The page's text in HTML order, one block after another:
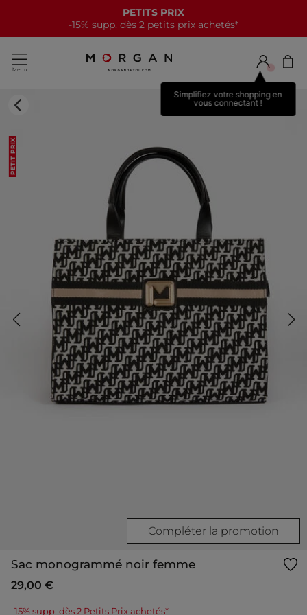
PETITS PRIX
-15% supp. dès 2 petits prix achetés*
Simplifiez votre shopping en
vous connectant !
PETIT PRIX
Compléter la promotion
Sac monogrammé noir femme
29,00 €
-15% supp. dès 2 Petits Prix achetés*